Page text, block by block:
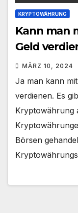
KRYPTOWÄHRUNG
Kann man
Geld
MÄRZ 10, 2024
Ja man kann
verdienen. Es
Kryptowährung
Börsen